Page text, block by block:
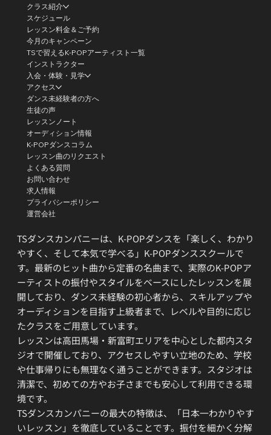
TSダンスカンパニーは、K-POPダンスを「楽しく、わかり
やすく、そして本気で学べる」K-POPダンススクールで
す。最新のヒット曲から定番の名曲まで、実際のK-POPア
ーティストの振付やスタイルをベースにしたレッスンを展
開しており、ダンス未経験の初心者から、スキルアップや
オーディションを目指す上級者まで、レベルや目的に応じ
たクラスをご用意しています。
レッスンは高田馬場・新富町エリアを中心とした都内スタ
ジオで開催しており、アクセスしやすい立地のため、学校
や仕事帰りにも無理なく通うことができます。スタジオは
清潔で、初めての方やお子さまでも安心して利用できる環
境です。
TSダンスカンパニーの最大の特徴は、「日本一わかりやす
いレッスン」を徹底していることです。振付を細かく分解
クラス紹介
スケジュール
レッスン料金＆ご予約
今月のキャンペーン
TSで習えるK-POPアーティスト一覧
インストラクター
入会・体験・見学
アクセス
ダンス未経験者の方へ
生徒の声
レッスンノート
オーディション情報
K-POPダンスコラム
レッスン曲のリクエスト
よくある質問
お問い合わせ
求人情報
プライバシーポリシー
運営会社